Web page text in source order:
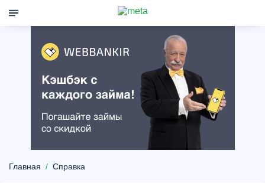
Главная Справка